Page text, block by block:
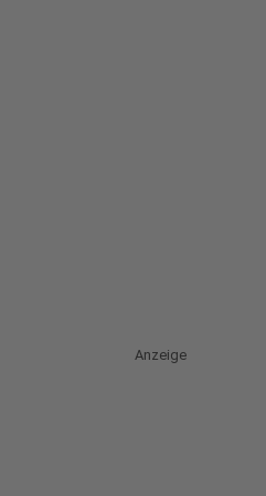
Anzeige